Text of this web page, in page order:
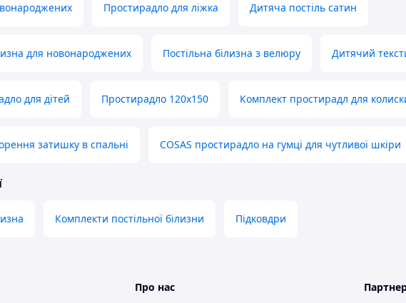
Простирадло для ліжка Дитяча постіль сатин
для новонароджених Постільна білизна з велюру Дитячий
для дітей Простирадло 120х150 Комплект простирадл для
затишку в спальні COSAS простирадло на гумці для чутливої шкіри
Комплекти постільної білизни Підковдри
Про нас